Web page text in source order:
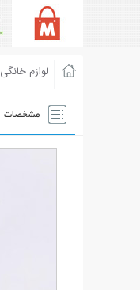
لوازم خانگی
مشخصات